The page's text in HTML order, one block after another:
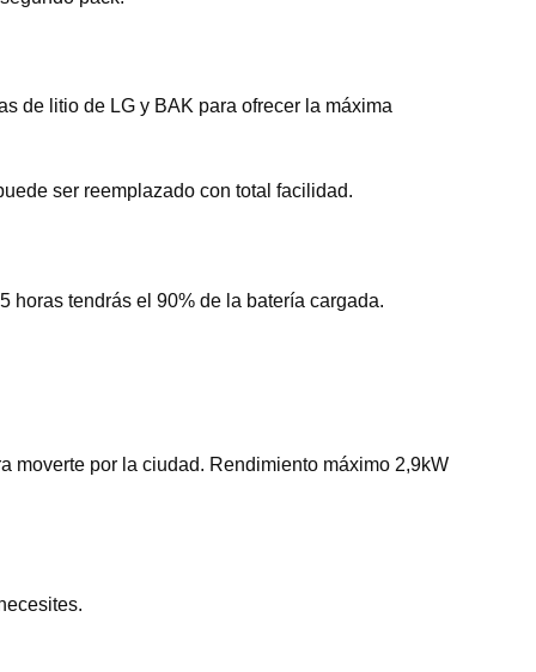
de litio de LG y BAK para ofrecer la máxima
ser reemplazado con total facilidad.
horas tendrás el 90% de la batería cargada.
moverte por la ciudad. Rendimiento máximo 2,9kW